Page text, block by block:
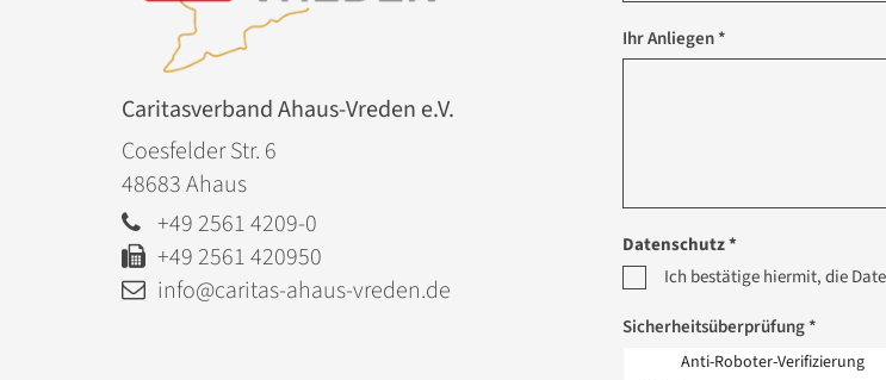
Ihr Anliegen *
Datenschutz *
Ich bestätige hiermit, die
Sicherheitsüberprüfung *
Anti-Roboter-Verifizierung
Caritasverband Ahaus-Vreden e.V.
Coesfelder Str. 6
48683Ahaus
+49 2561 4209-0
+49 2561 420950
info@caritas-ahaus-vreden.de